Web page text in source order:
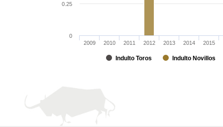
Indulto Toros Indulto Novillos
2009 2010 2011 2012 2013 2014 2015
0
0.25